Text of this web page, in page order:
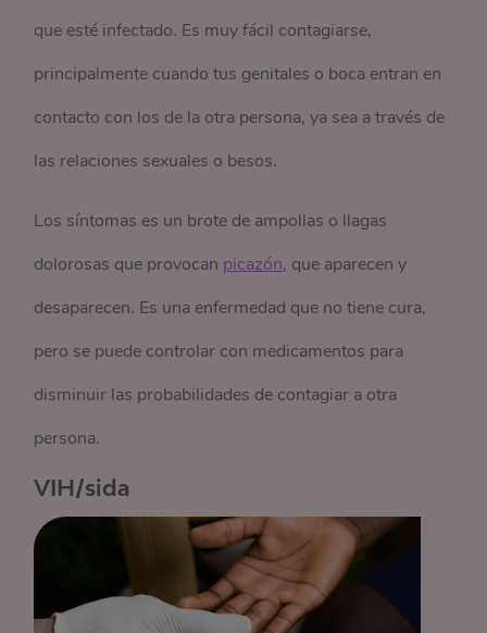
que esté infectado. Es muy fácil contagiarse,
principalmente cuando tus genitales o boca entran en
contacto con los de la otra persona, ya sea a través de
las relaciones sexuales o besos.
Los síntomas es un brote de ampollas o llagas
dolorosas que provocan picazón, que aparecen y
desaparecen. Es una enfermedad que no tiene cura,
pero se puede controlar con medicamentos para
disminuir las probabilidades de contagiar a otra
persona.
VIH/sida